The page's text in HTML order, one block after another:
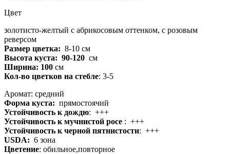
Цвет
золотисто-желтый с абрикосовым оттенком, с розовым
реверсом
Размер цветка: 8-10 см
Высота куста: 90-120 см
Ширина: 100 см
Кол-во цветков на стебле: 3-5
Аромат: средний
Форма куста: прямостоячий
Устойчивость к дождю: +++
Устойчивость к мучнистой росе : +++
Устойчивость к черной пятнистости: +++
USDA: 6 зона
Цветение: обильное,повторное